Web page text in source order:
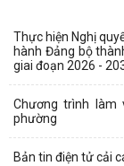
Thực hiện Nghị
hành Đảng bộ
giai đoạn 2026 -
Chương trình làm
phường
Bản tin điện tử cải